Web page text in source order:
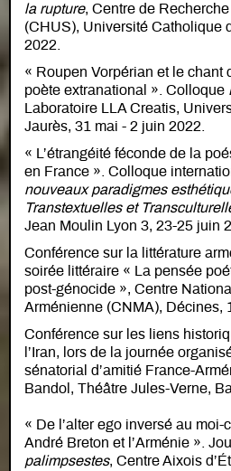
la rupture, Centre de
(CHUS), Université Catholique
2022.
« Roupen Vorpérian et le chant
poète extranational ». Colloque
Laboratoire LLA Creatis,
Jaurès, 31 mai - 2 juin 2022.
« L’étrangéité féconde de la
en France ». Colloque
nouveaux paradigmes
Transtextuelles et
Jean Moulin Lyon 3, 23-25 juin
Conférence sur la littérature
soirée littéraire « La pensée
post-génocide », Centre
Arménienne (CNMA), Décines,
Conférence sur les liens
l’Iran, lors de la journée
sénatorial d’amitié France-
Bandol, Théâtre Jules-Verne,
« De l’alter ego inversé au moi-
André Breton et l’Arménie ».
palimpsestes, Centre Aixois